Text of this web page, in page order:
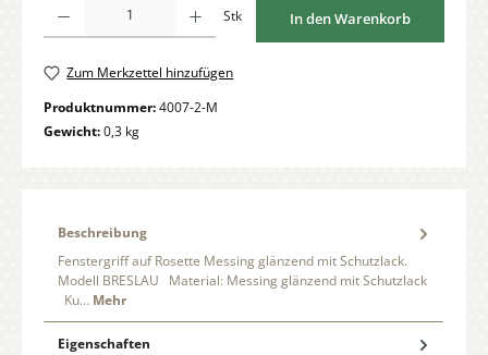
Stk In den Warenkorb
Zum Merkzettel hinzufügen
Produktnummer:4007-2-M
Gewicht:0,3 kg
Beschreibung
Fenstergriff auf Rosette Messing glänzend mit Schutzlack.
Modell BRESLAU Material: Messing glänzend mit Schutzlack
Ku… Mehr
Eigenschaften